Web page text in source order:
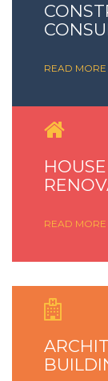
READ MORE
HOUSE
READ MORE